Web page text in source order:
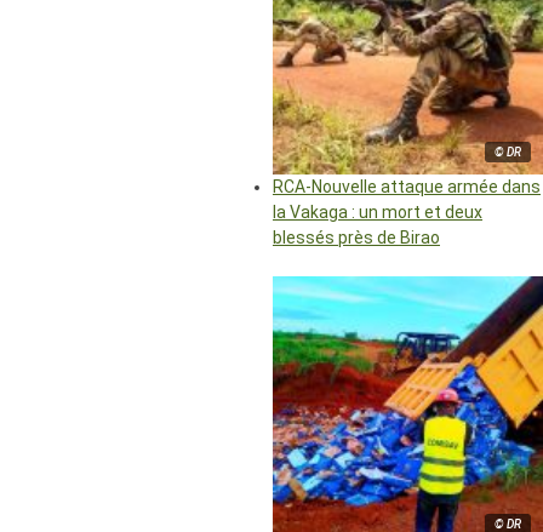
© DR
RCA-Nouvelle attaque armée dans
la Vakaga : un mort et deux
blessés près de Birao
© DR